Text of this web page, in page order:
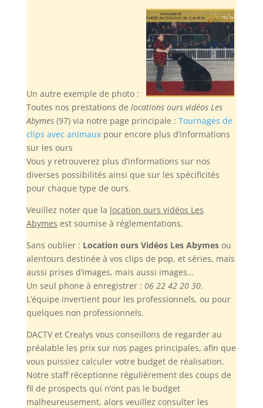
Un autre exemple de photo :
Toutes nos prestations de locations ours vidéos Les
Abymes(97) via notre page principale : Tournages de
clips avec animauxpour encore plus d’informations
sur les ours
Vous y retrouverez plus d’informations sur nos
diverses possibilités ainsi que sur les spécificités
pour chaque type de ours.
Veuillez noterque la location ours vidéos Les
Abymes est soumise à réglementations.
Sans oublier : Location ours Vidéos Les Abymesou
alentours destinée à vos clips de pop, et séries, mais
aussi prises d’images, mais aussi images…
Un seul phone à enregistrer : 06 22 42 20 30.
L’équipe invertient pour les professionnels, ou pour
quelques non professionnels.
DACTV et Crealys vous conseillons de regarder au
préalable les prix sur nos pages principales, afin que
vous puissiez calculer votre budget de réalisation.
Notre staff réceptionne régulièrement des coups de
fil de prospects qui n’ont pas le budget
malheureusement, alors veuillez consulter les